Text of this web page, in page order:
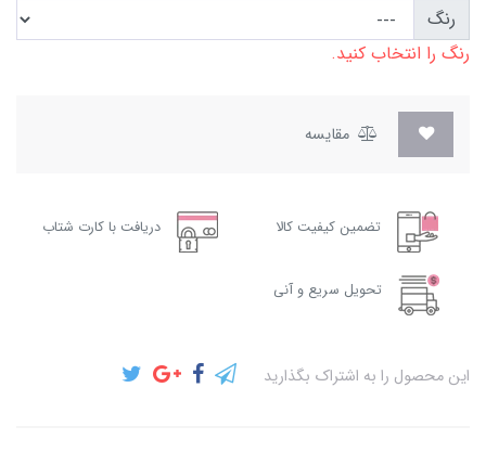
رنگ
رنگ را انتخاب کنید.
مقایسه
تضمین کیفیت کالا دریافت با کارت شتاب
تحویل سریع و آنی
این محصول را به اشتراک بگذارید